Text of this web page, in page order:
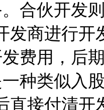
合伙开发
发商进行开
费用，后
种类似入
直接付清开